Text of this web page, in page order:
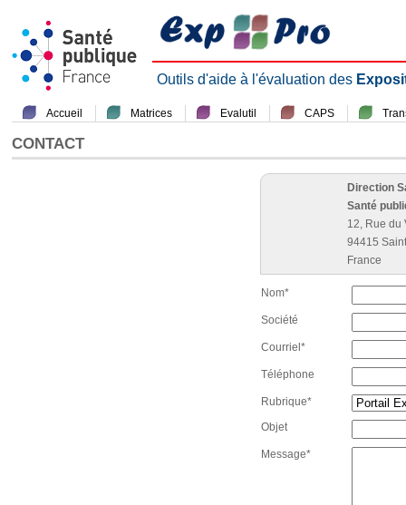
Outils d'aide à l'évaluation des
Accueil Matrices Evalutil CAPS
CONTACT
Direction
Santé
12, Rue du
94415
France
Nom*
Société
Courriel*
Téléphone
Rubrique*
Objet
Message*